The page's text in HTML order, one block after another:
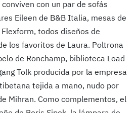
con un par de sofás
Eileen de B&B Italia, mesas de
todos diseños de
los favoritos de Laura. Poltrona
de Ronchamp, biblioteca Load
Tolk producida por la empresa
tejida a mano, nudo por
Mihran. Como complementos, el